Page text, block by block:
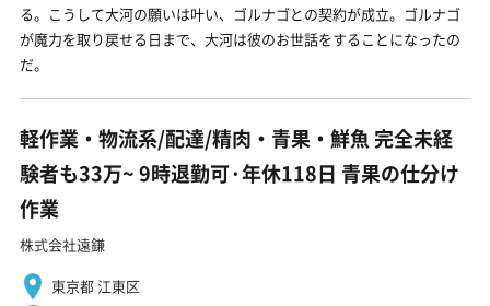
る。こうして大河の願いは叶い、ゴルナゴとの契約が成立。ゴルナゴ
が魔力を取り戻せる日まで、大河は彼のお世話をすることになったの
だ。
軽作業・物流系/配達/精肉・青果・鮮魚 完全未経
験者も33万~ 9時退勤可·年休118日 青果の仕分け
作業
株式会社遠鎌
東京都 江東区